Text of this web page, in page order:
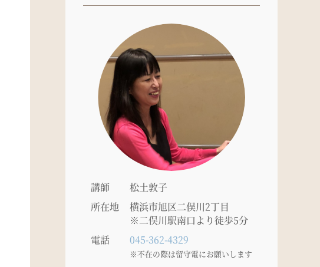
講師
松土敦子
所在地
横浜市旭区二俣川2丁目
※二俣川駅南口より徒歩5分
電話
045-362-4329
※不在の際は留守電にお願いします